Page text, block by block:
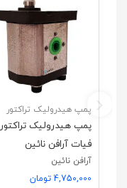
پمپ هیدرولیک تراکتور
پمپ هیدرولیک تراکتور
فیات آرافن نائین
آرافن نائین
4,750,000 تومان